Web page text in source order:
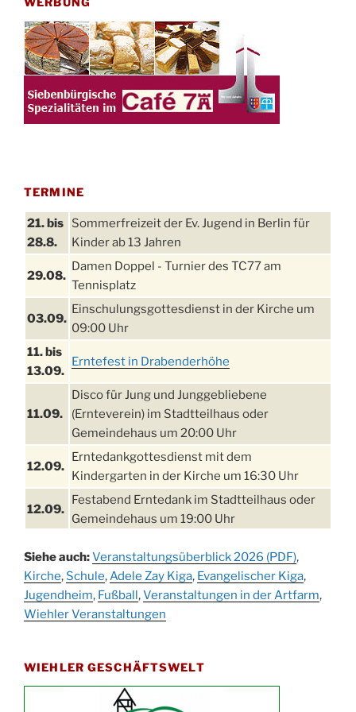
TERMINE
21. bis
28.8.
Sommerfreizeit der Ev. Jugend in Berlin für
Kinder ab 13 Jahren
29.08.
Damen Doppel - Turnier des TC77 am
Tennisplatz
03.09.
Einschulungsgottesdienst in der Kirche um
09:00 Uhr
11. bis
13.09.
Erntefest in Drabenderhöhe
11.09.
Disco für Jung und Junggebliebene
(Ernteverein) im Stadtteilhaus oder
Gemeindehaus um 20:00 Uhr
12.09.
Erntedankgottesdienst mit dem
Kindergarten in der Kirche um 16:30 Uhr
12.09.
Festabend Erntedank im Stadtteilhaus oder
Gemeindehaus um 19:00 Uhr
13.09.
Stadtteilhaus um 14:00 Uhr
19.09.
Schlagerabend im Stadtteilhaus
Drabenderhöhe
Kinderbibeltag im Ev. Gemeindehaus von 10-
12 Uhr
Siehe auch:Veranstaltungsüberblick 2026 (PDF),
Kirche, Schule,Adele Zay Kiga, Evangelischer Kiga,
Jugendheim, Fußball ,Veranstaltungen in der Artfarm,
Wiehler Veranstaltungen
WIEHLER GESCHÄFTSWELT